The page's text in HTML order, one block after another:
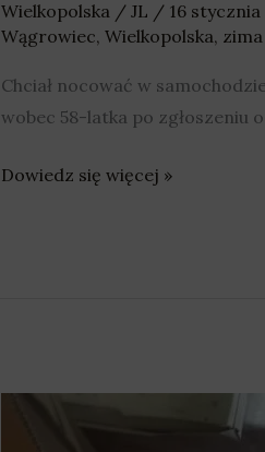
Wielkopolska / JL / 16 stycznia
Wągrowiec, Wielkopolska, zima
Chciał nocować w
wobec 58-latka po zgłoszeniu
Dowiedz się więcej »